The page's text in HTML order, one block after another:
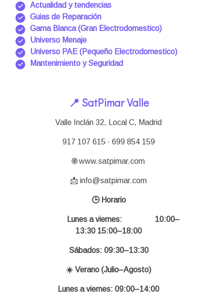
Actualidad y tendencias
Guias de Reparación
Gama Blanca (Gran Electrodomestico)
Universo Menaje
Universo PAE (Pequeño Electrodomestico)
Mantenimiento y Seguridad
📍 SatPimar Valle
Valle Inclán 32, Local C, Madrid
917 107 615 · 699 854 159
🌐 www.satpimar.com
📩 info@satpimar.com
🕒 Horario
Lunes a viernes:
10:00–
13:30 15:00–18:00
Sábados: 09:30–13:30
☀️ Verano (Julio–Agosto)
Lunes a viernes: 09:00–14:00